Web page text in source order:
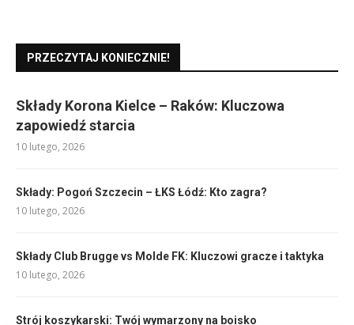
PRZECZYTAJ KONIECZNIE!
Składy Korona Kielce – Raków: Kluczowa
zapowiedź starcia
10 lutego, 2026
Składy: Pogoń Szczecin – ŁKS Łódź: Kto zagra?
10 lutego, 2026
Składy Club Brugge vs Molde FK: Kluczowi gracze i taktyka
10 lutego, 2026
Strój koszykarski: Twój wymarzony na boisko